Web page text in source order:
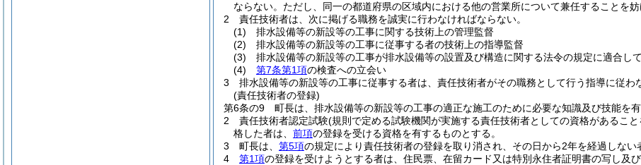
ならない。 ただし、同一の都道府県の区域内における他の営業所について兼任することを妨
2
責任技術者は、次に掲げる職務を誠実に行わなければならない。
(1)
排水設備等の新設等の工事に関する技術上の管理監督
(2)
排水設備等の新設等の工事に従事する者の技術上の指導監督
(3)
排水設備等の新設等の工事が排水設備等の設置及び構造に関する法令の規定に適合し
(4)
第7条第1項の検査への立会い
3
排水設備等の新設等の工事に従事する者は、責任技術者がその職務として行う指導に従わ
(責任技術者の登録)
第6条の9
町長は、排水設備等の新設等の工事の適正な施工のために必要な知識及び技能を
2
責任技術者認定試験(規則で定める試験機関が実施する責任技術者としての資格があるこ
格した者は、 前項の登録を受ける資格を有するものとする。
3
町長は、 第5項の規定により責任技術者の登録を取り消され、その日から2年を経過しない
4
第1項の登録を受けようとする者は、住民票、在留カード又は特別永住者証明書の写し及